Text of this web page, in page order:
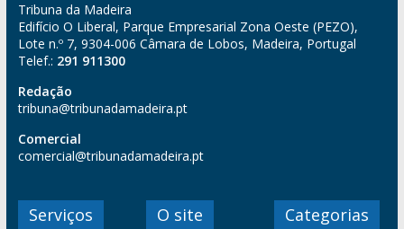
Tribuna da Madeira
Edifício O Liberal, Parque Empresarial Zona Oeste (PEZO),
Lote n.º 7, 9304-006 Câmara de Lobos, Madeira, Portugal
Telef.: 291 911300
Redação
tribuna@tribunadamadeira.pt
Comercial
comercial@tribunadamadeira.pt
Serviços O site Categorias